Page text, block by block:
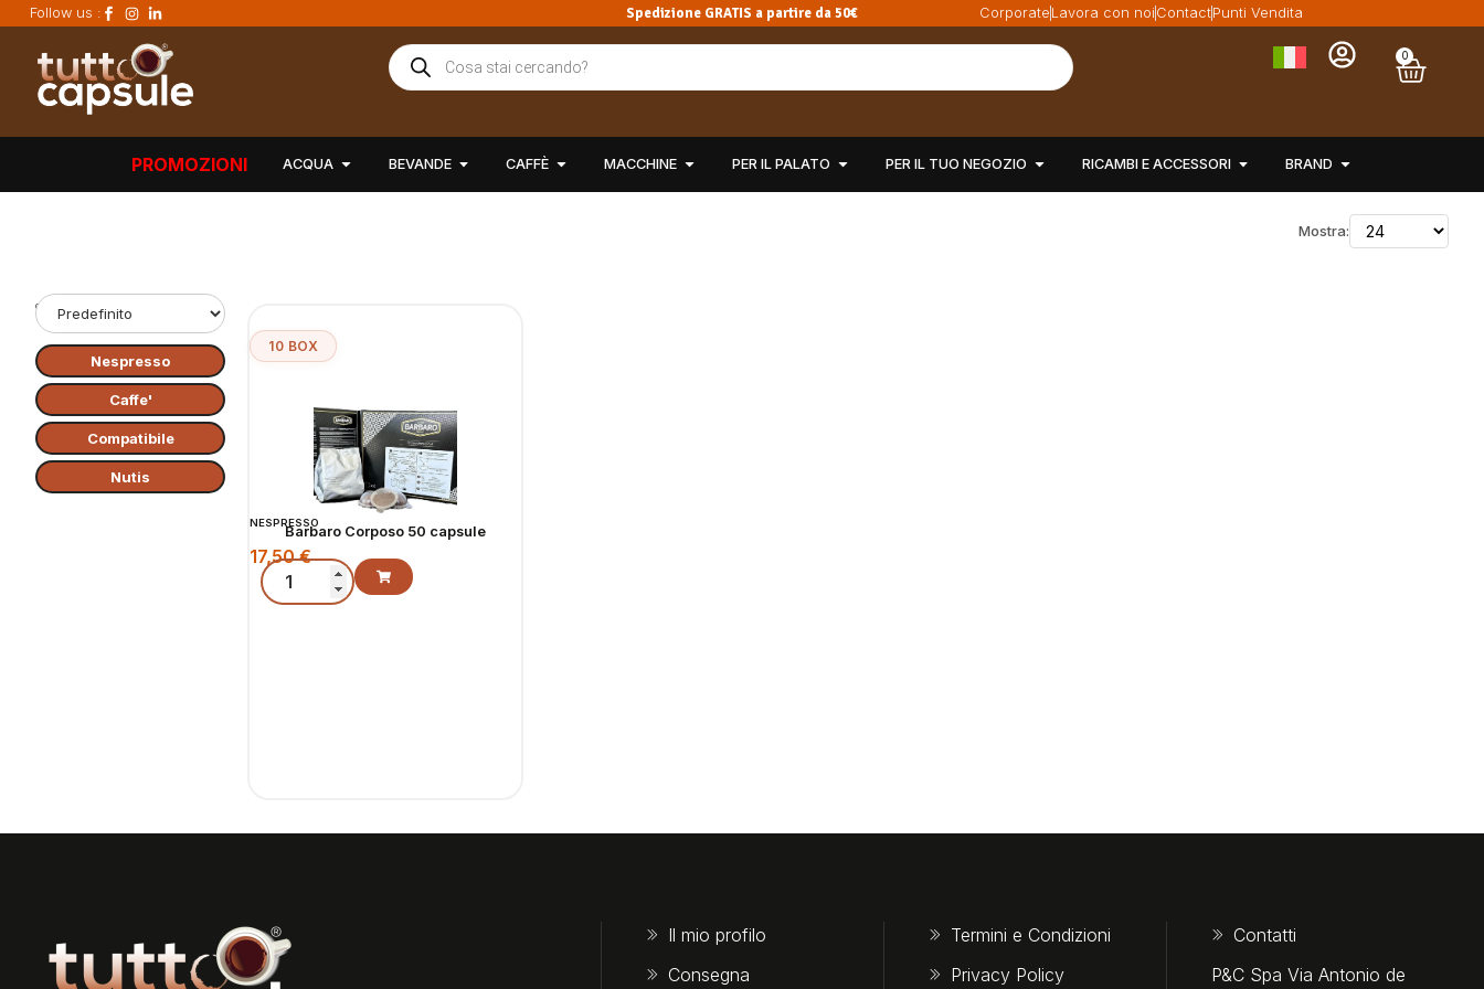
Follow us : Spedizione GRATIS a partire da 50€ Corporate Lavora con noi ContactPunti Vendita
0
PROMOZIONI ACQUA BEVANDE CAFFÈ MACCHINE PER IL PALATO PER IL TUO NEGOZIO RICAMBI E ACCESSORI BRAND
Mostra:
Ordinamento:
Nespresso
Caffe'
Compatibile
Nutis
10 BOX
NESPRESSO
Barbaro Corposo 50 capsule
17,50€
Il mio profilo
Consegna
Termini e Condizioni
Privacy Policy
Contatti
P&C Spa Via Antonio de